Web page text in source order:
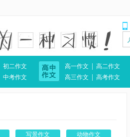
初二作文
中考作文
高一作文
高二作文
高三作文
高考作文
写景作文 动物作文